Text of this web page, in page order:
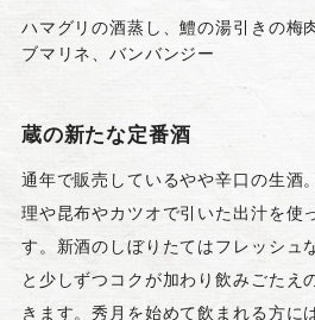
ハマグリの酒蒸し、鱧の湯引きの梅
ブマリネ、バンバンジー
蔵の新たな定番酒
通年で販売しているやや辛口の生酒
理や昆布やカツオで引いた出汁を使
す。新酒のしぼりたてはフレッシュ
と少しずつコクが加わり飲みごたえ
きます。秀月を始めて飲まれる方に